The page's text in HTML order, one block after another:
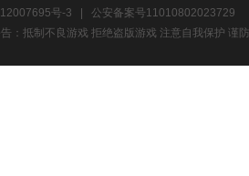
号-3
公安备案号11010802023729
：抵制不良游戏 拒绝盗版游戏 注意自我保护 谨